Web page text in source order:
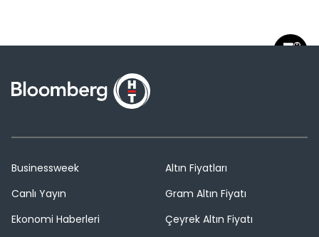
Businessweek
Canlı Yayın
Ekonomi Haberleri
Altın Fiyatları
Gram Altın Fiyatı
Çeyrek Altın Fiyatı